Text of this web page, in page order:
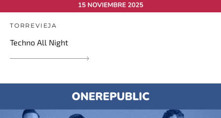
TORREVIEJA
Techno All Night